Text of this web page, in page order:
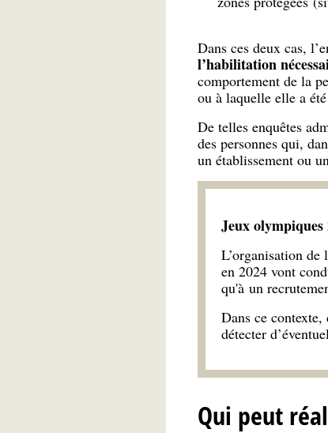
Dans ces deux cas,
l’habilitation
comportement de la
ou à laquelle elle a
De telles enquêtes
des personnes qui,
un établissement ou
Jeux olympiques
L’organisation
en 2024 vont
qu'à un
Dans ce
détecter
Qui peut